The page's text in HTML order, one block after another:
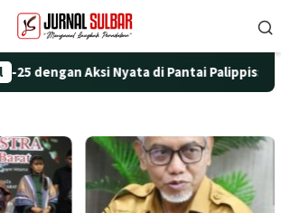
dengan Aksi Nyata di Pantai Palippis: